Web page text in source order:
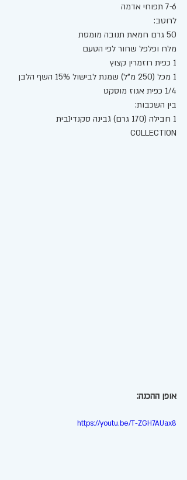
7-6 תפוחי אדמה
לרוטב:
50 גרם חמאת תנובה מומסת
מלח ופלפל שחור לפי הטעם
1 כפית רוזמרין קצוץ
1 מכל (250 מ"ל) שמנת לבישול 15% השף הלבן
1/4 כפית אגוז מוסקט
בין השכבות:
1 חבילה (170 גרם) גבינה סקנדינבית
COLLECTION
אופן ההכנה:
https://youtu.be/T-ZGH7AUax8